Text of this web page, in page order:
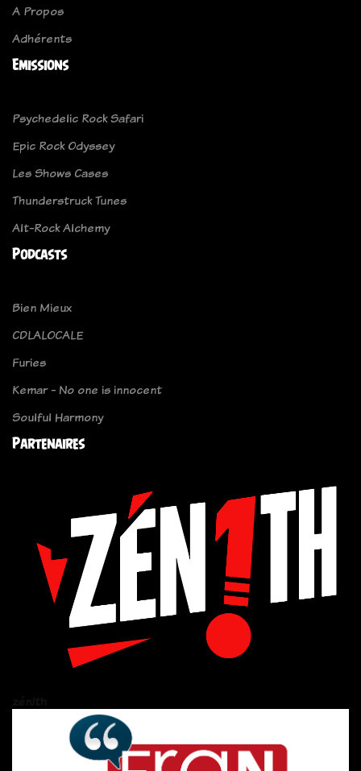
A Propos
Adhérents
Emissions
Psychedelic Rock Safari
Epic Rock Odyssey
Les Shows Cases
Thunderstruck Tunes
Alt-Rock Alchemy
Podcasts
Bien Mieux
CDLALOCALE
Furies
Kemar - No one is innocent
Soulful Harmony
Partenaires